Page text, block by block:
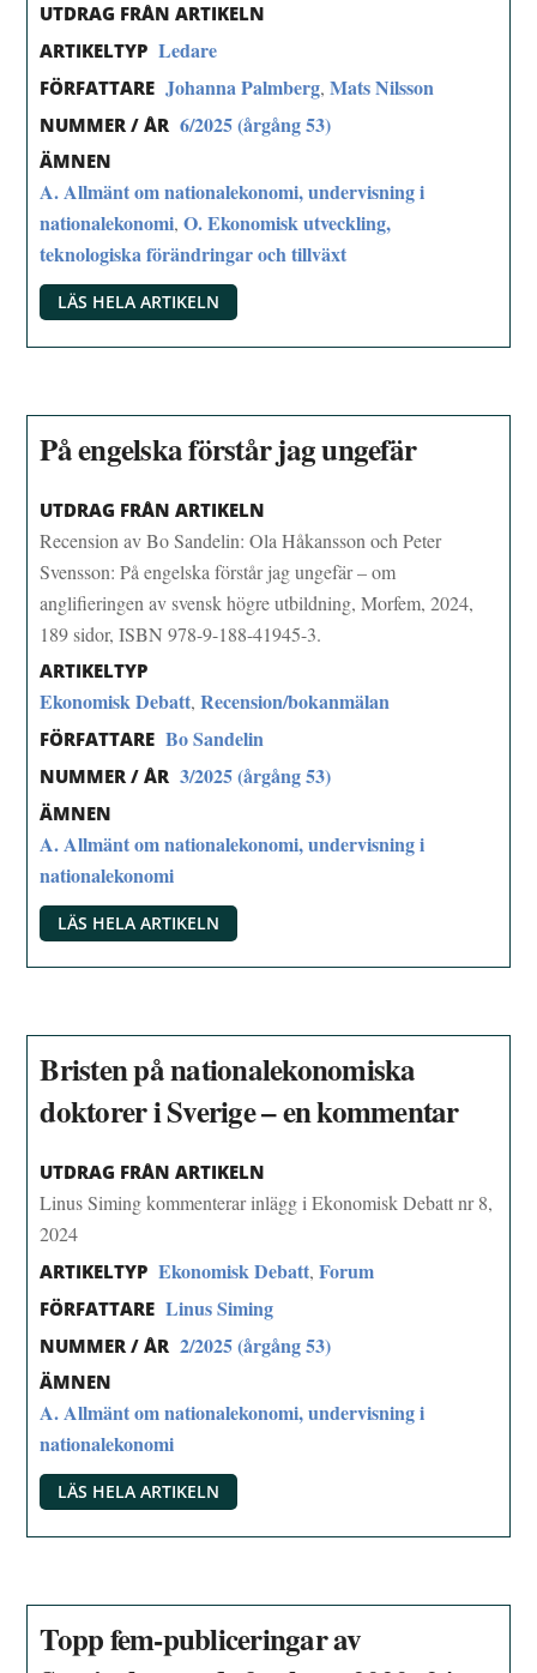
UTDRAG FRÅN ARTIKELN
ARTIKELTYP Ledare
FÖRFATTARE Johanna Palmberg,Mats Nilsson
NUMMER / ÅR 6/2025 (årgång 53)
ÄMNEN
A. Allmänt om nationalekonomi, undervisning i
nationalekonomi,O. Ekonomisk utveckling,
teknologiska förändringar och tillväxt
LÄS HELA ARTIKELN
På engelska förstår jag ungefär
UTDRAG FRÅN ARTIKELN
Recension av Bo Sandelin: Ola Håkansson och Peter
Svensson: På engelska förstår jag ungefär – om
anglifieringen av svensk högre utbildning, Morfem, 2024,
189 sidor, ISBN 978-9-188-41945-3.
ARTIKELTYP
Ekonomisk Debatt,Recension/bokanmälan
FÖRFATTARE Bo Sandelin
NUMMER / ÅR 3/2025 (årgång 53)
ÄMNEN
A. Allmänt om nationalekonomi, undervisning i
nationalekonomi
LÄS HELA ARTIKELN
Bristen på nationalekonomiska
doktorer i Sverige – en kommentar
UTDRAG FRÅN ARTIKELN
Linus Siming kommenterar inlägg i Ekonomisk Debatt nr 8,
2024
ARTIKELTYP Ekonomisk Debatt,Forum
FÖRFATTARE Linus Siming
NUMMER / ÅR 2/2025 (årgång 53)
ÄMNEN
A. Allmänt om nationalekonomi, undervisning i
nationalekonomi
LÄS HELA ARTIKELN
Topp fem-publiceringar av